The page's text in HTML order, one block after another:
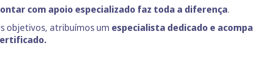
com apoio especializado faz toda a diferença.
objetivos, atribuímos um especialista dedicado e